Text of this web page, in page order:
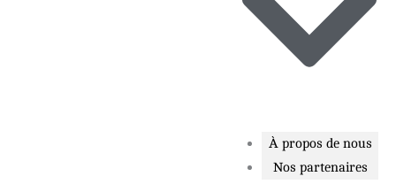
À propos de nous
Nos partenaires